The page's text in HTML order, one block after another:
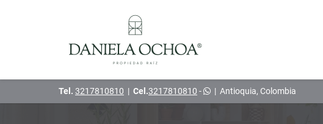
Tel. 3217810810 | Cel.3217810810 - | Antioquia, Colombia